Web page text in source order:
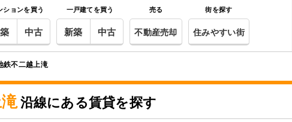
ションを買う
中古
一戸建てを買う
新築 中古
売る
不動産売却
街を探す
住みやすい街
鉄不二越上滝
沿線にある賃貸を探す